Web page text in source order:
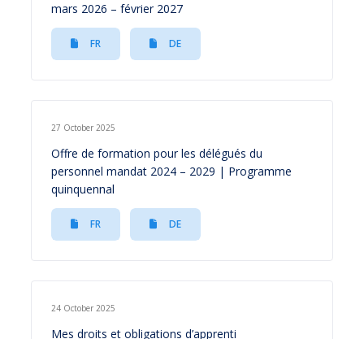
mars 2026 – février 2027
FR DE
27 October 2025
Offre de formation pour les délégués du
personnel mandat 2024 – 2029 | Programme
quinquennal
FR DE
24 October 2025
Mes droits et obligations d’apprenti